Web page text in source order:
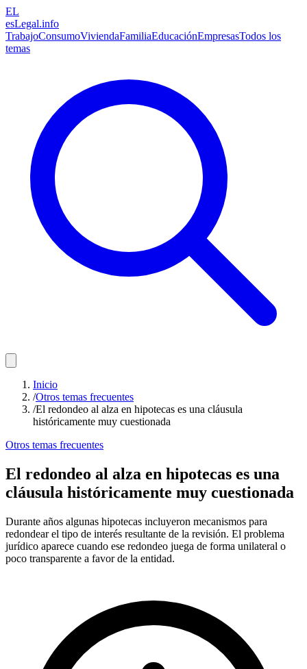
EL
esLegal.info
TrabajoConsumoViviendaFamiliaEducaciónEmpresasTodos los
temas
Inicio
/Otros temas frecuentes
/El redondeo al alza en hipotecas es una cláusula
históricamente muy cuestionada
Otros temas frecuentes
El redondeo al alza en hipotecas es una
cláusula históricamente muy cuestionada
Durante años algunas hipotecas incluyeron mecanismos para
redondear el tipo de interés resultante de la revisión. El problema
jurídico aparece cuando ese redondeo juega de forma unilateral o
poco transparente a favor de la entidad.